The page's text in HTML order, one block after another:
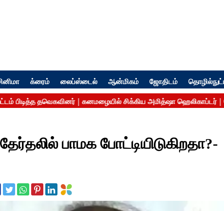
க்ரைம் லைப்ஸ்டைல் ஆன்மிகம் ஜோதிடம்
பாமக போட்டியிடுகிறதா?-